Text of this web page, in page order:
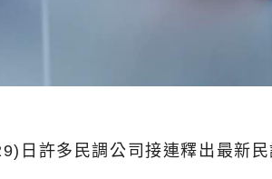
日許多民調公司接連釋出最新